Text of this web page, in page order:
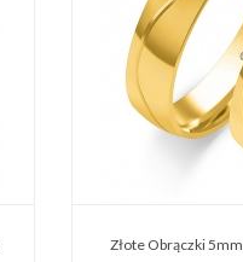
Złote Obrączki